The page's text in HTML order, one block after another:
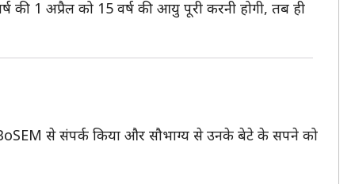
1 अप्रैल को 15 वर्ष की आयु पूरी करनी होगी, तब ही
से संपर्क किया और सौभाग्य से उनके बेटे के सपने को